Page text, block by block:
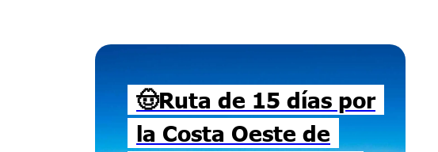
🤠Ruta de 15 días por
la Costa Oeste de